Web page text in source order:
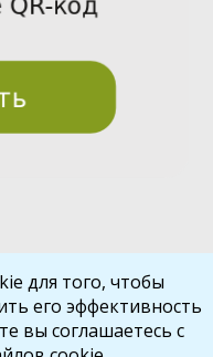
t
для того, чтобы
его эффективность
вы соглашаетесь с